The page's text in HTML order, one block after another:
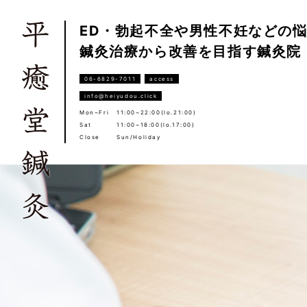
ED・勃起不全や男性不妊などの
鍼灸治療から改善を目指す鍼灸院
06-6829-7011 access
info@heiyudou.click
Mon~Fri
11:00~22:00(lo.21:00)
Sat
11:00~18:00(lo.17:00)
Close
Sun/Holiday